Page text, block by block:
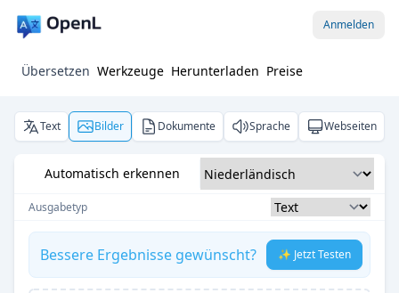
Anmelden
Übersetzen Werkzeuge Herunterladen Preise
Text Bilder Dokumente Sprache Webseiten
Automatisch erkennen
Ausgabetyp
Bessere Ergebnisse gewünscht? ✨ Jetzt Testen